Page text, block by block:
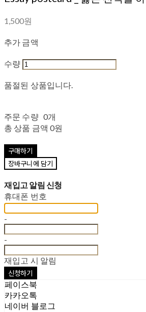
1,500원
추가 금액
수량
품절된 상품입니다.
주문 수량 0개
총 상품 금액 0원
구매하기
장바구니에 담기
재입고 알림 신청
휴대폰 번호
-
-
재입고 시 알림
신청하기
페이스북
카카오톡
네이버 블로그